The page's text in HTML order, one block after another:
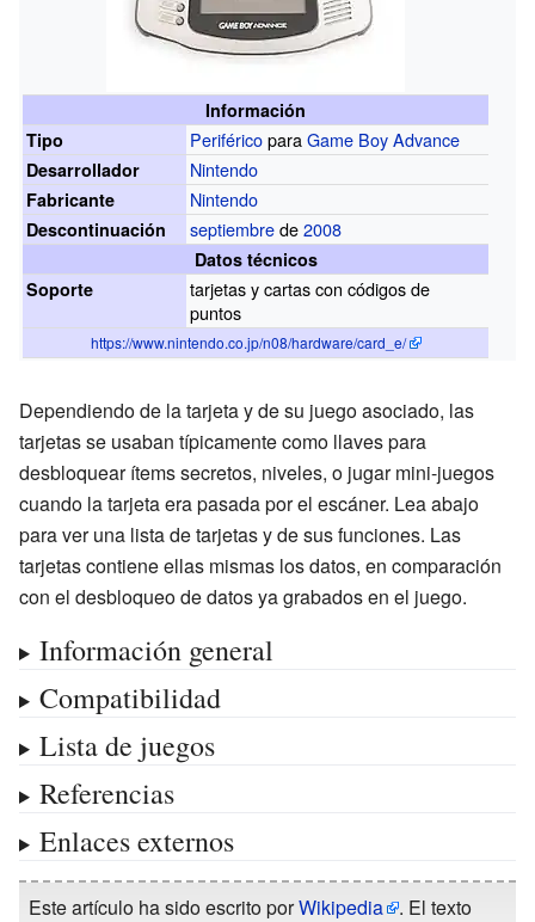
Información
Tipo
PeriféricoparaGame Boy Advance
Desarrollador Nintendo
Fabricante Nintendo
Descontinuación septiembrede2008
Datos técnicos
Soporte
tarjetas y cartas con códigos de
puntos
https://www.nintendo.co.jp/n08/hardware/card_e/
Dependiendo de la tarjeta y de su juego asociado, las
tarjetas se usaban típicamente como llaves para
desbloquear ítems secretos, niveles, o jugar mini-juegos
cuando la tarjeta era pasada por el escáner. Lea abajo
para ver una lista de tarjetas y de sus funciones. Las
tarjetas contiene ellas mismas los datos, en comparación
con el desbloqueo de datos ya grabados en el juego.
Información general
Compatibilidad
Lista de juegos
Referencias
Enlaces externos
Este artículo ha sido escrito porWikipedia . El texto